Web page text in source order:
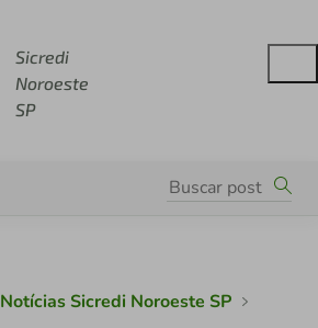
Sicredi
Noroeste
SP
Notícias Sicredi Noroeste SP